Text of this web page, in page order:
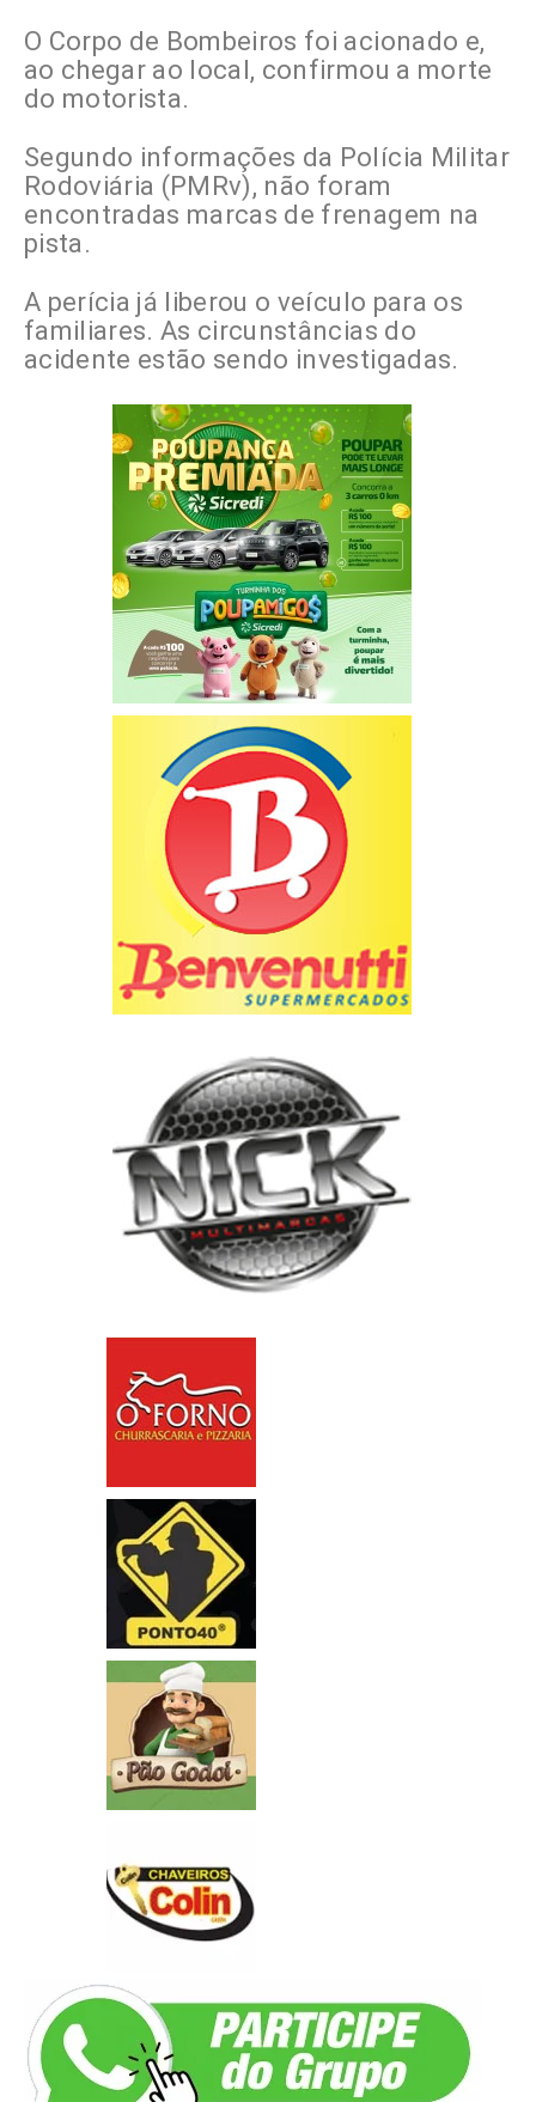
O Corpo de Bombeiros foi acionado e,
ao chegar ao local, confirmou a morte
do motorista.
Segundo informações da Polícia Militar
Rodoviária (PMRv), não foram
encontradas marcas de frenagem na
pista.
A perícia já liberou o veículo para os
familiares. As circunstâncias do
acidente estão sendo investigadas.